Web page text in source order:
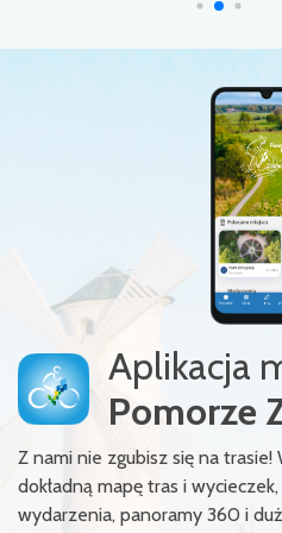
Aplikacja
Pomorze
Z nami nie zgubisz się na
dokładną mapę tras i
wydarzenia, panoramy 360 i